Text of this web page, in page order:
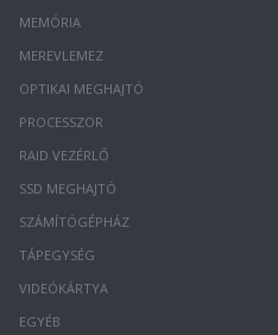
MEMÓRIA
MEREVLEMEZ
OPTIKAI MEGHAJTÓ
PROCESSZOR
RAID VEZÉRLŐ
SSD MEGHAJTÓ
SZÁMÍTÓGÉPHÁZ
TÁPEGYSÉG
VIDEÓKÁRTYA
EGYÉB